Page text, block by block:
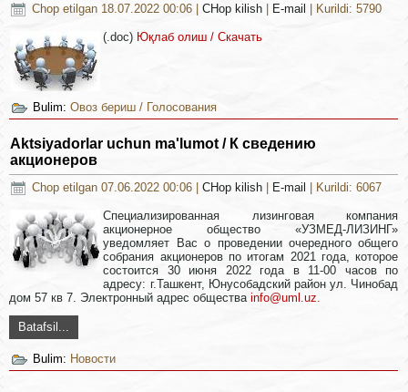
Chop etilgan 18.07.2022 00:06 |CHop kilish E-mail | Kurildi: 5790
(.doc) Юқлаб олиш / Скачать
Bulim:Овоз бериш / Голосования
Aktsiyadorlar uchun ma'lumot / К сведению
акционеров
Chop etilgan 07.06.2022 00:06 |CHop kilish E-mail | Kurildi: 6067
Специализированная лизинговая компания
акционерное общество «УЗМЕД-ЛИЗИНГ»
уведомляет Вас о проведении очередного общего
собрания акционеров по итогам 2021 года, которое
состоится 30 июня 2022 года в 11-00 часов по
адресу: г.Ташкент, Юнусобадский район ул. Чинобад
дом 57 кв 7. Электронный адрес обществаinfo@uml.uz
Batafsil...
Bulim: Новости